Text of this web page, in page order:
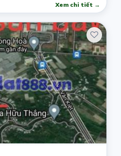
Xem chi tiết →